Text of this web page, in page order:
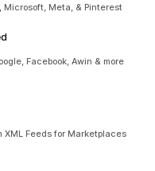
Microsoft, Meta, & Pinterest
Facebook, Awin & more
XML Feeds for Marketplaces